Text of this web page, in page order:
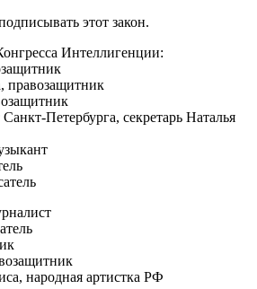
этот закон.
Интеллигенции:
правозащитник
Петербурга, секретарь Наталья
народная артистка РФ